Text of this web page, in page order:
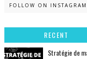
FOLLOW ON INSTAGRAM
RECENT
Stratégie de